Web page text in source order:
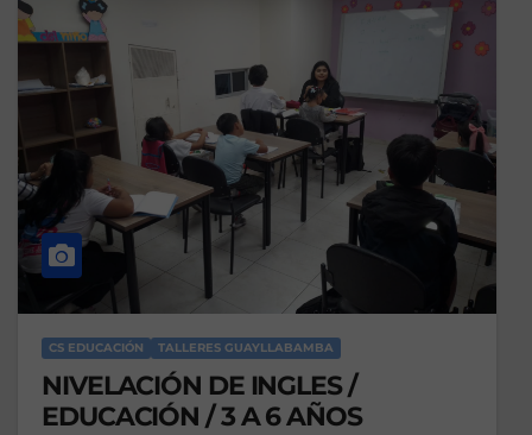
CS EDUCACIÓN TALLERES GUAYLLABAMBA
NIVELACIÓN DE INGLES /
EDUCACIÓN / 3 A 6 AÑOS